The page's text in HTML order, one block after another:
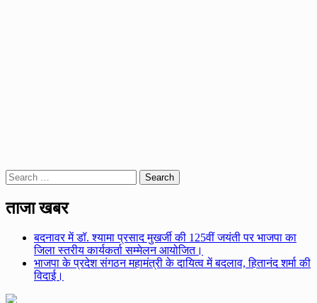
Search
for:
ताजा खबर
बदनावर में डॉ. श्यामा प्रसाद मुखर्जी की 125वीं जयंती पर भाजपा का
जिला स्तरीय कार्यकर्ता सम्मेलन आयोजित।
भाजपा के प्रदेश संगठन महामंत्री के दायित्व में बदलाव, हितानंद शर्मा की
विदाई।